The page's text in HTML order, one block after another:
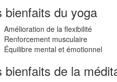
bienfaits du yoga
Amélioration de la flexibilité
Renforcement musculaire
Équilibre mental et émotionnel
bienfaits de la